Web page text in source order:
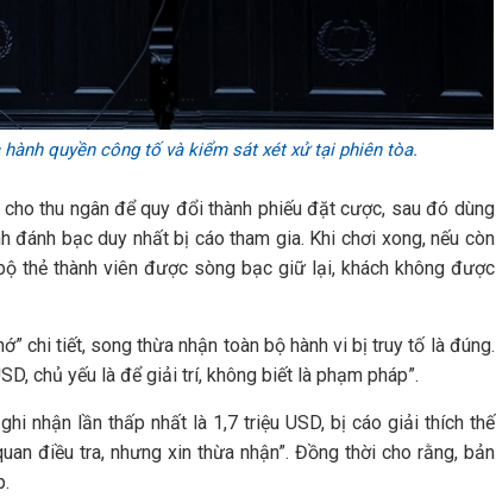
quyền công tố và kiểm sát xét xử tại phiên tòa.
thu ngân để quy đổi thành phiếu đặt cược, sau đó dùng
bạc duy nhất bị cáo tham gia. Khi chơi xong, nếu còn
thẻ thành viên được sòng bạc giữ lại, khách không được
chi tiết, song thừa nhận toàn bộ hành vi bị truy tố là đúng.
chủ yếu là để giải trí, không biết là phạm pháp”.
nhận lần thấp nhất là 1,7 triệu USD, bị cáo giải thích thế
điều tra, nhưng xin thừa nhận”. Đồng thời cho rằng, bản